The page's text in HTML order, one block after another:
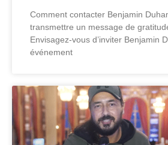
Comment contacter Benjamin
transmettre un message de
Envisagez-vous d’inviter Benjamin
événement